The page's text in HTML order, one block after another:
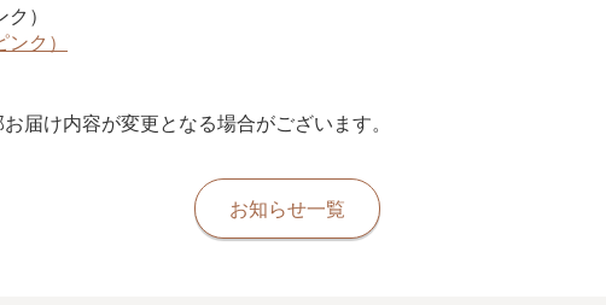
）
ク）
届け内容が変更となる場合がございます。
お知らせ一覧